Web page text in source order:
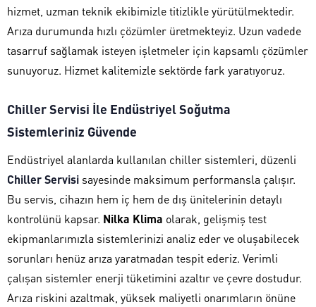
hizmet, uzman teknik ekibimizle titizlikle yürütülmektedir.
Arıza durumunda hızlı çözümler üretmekteyiz. Uzun vadede
tasarruf sağlamak isteyen işletmeler için kapsamlı çözümler
sunuyoruz. Hizmet kalitemizle sektörde fark yaratıyoruz.
Chiller Servisi İle Endüstriyel Soğutma
Sistemleriniz Güvende
Endüstriyel alanlarda kullanılan chiller sistemleri, düzenli
Chiller Servisi sayesinde maksimum performansla çalışır.
Bu servis, cihazın hem iç hem de dış ünitelerinin detaylı
kontrolünü kapsar. Nilka Klima olarak, gelişmiş test
ekipmanlarımızla sistemlerinizi analiz eder ve oluşabilecek
sorunları henüz arıza yaratmadan tespit ederiz. Verimli
çalışan sistemler enerji tüketimini azaltır ve çevre dostudur.
Arıza riskini azaltmak, yüksek maliyetli onarımların önüne